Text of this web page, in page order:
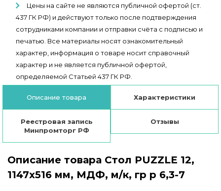
Цены на сайте не являются публичной офертой (ст.
437 ГК РФ) и действуют только после подтверждения
сотрудниками компании и отправки счёта с подписью и
печатью. Все материалы носят ознакомительный
характер, информация о товаре носит справочный
характер и не является публичной офертой,
определяемой Статьей 437 ГК РФ.
Описание товара Характеристики
Реестровая запись
Минпромторг РФ
Отзывы
Описание товара Стол PUZZLE 12,
1147х516 мм, МДФ, м/к, гр р 6,3-7